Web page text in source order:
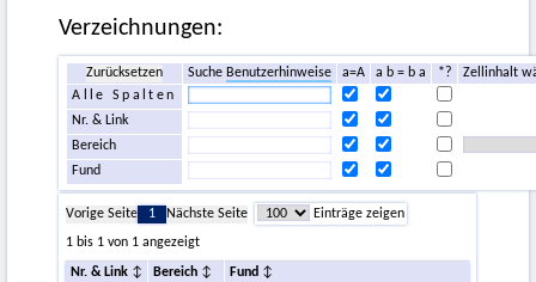
Verzeichnungen:
Zurücksetzen SucheBenutzerhinweise a=A a b = b a *?
Zellinhalt
Alle Spalten
Nr. & Link
Bereich
Fund
Vorige Seite 1 Nächste Seite
Einträge zeigen
1 bis 1 von 1 angezeigt
Nr. & Link Bereich
Fund